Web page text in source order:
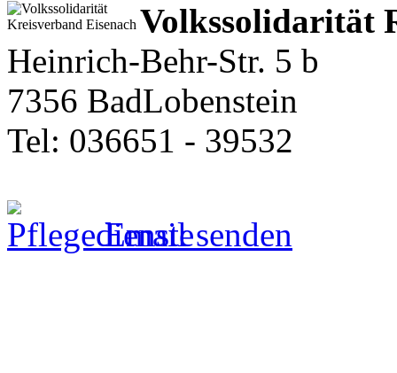
Volkssolidarität
Heinrich-Behr-Str. 5 b
7356 BadLobenstein
Tel: 036651 - 39532
Email senden